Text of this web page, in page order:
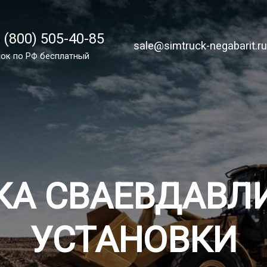
(800) 505-40-85
по России бесплатно
sale@simtruck-negabarit.ru
(800) 505-40-85
по РФ бесплатный
sale@simtruck-negabarit.ru
УСТАНОВКИ